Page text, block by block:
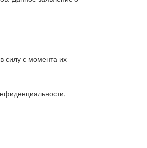
силу с момента их